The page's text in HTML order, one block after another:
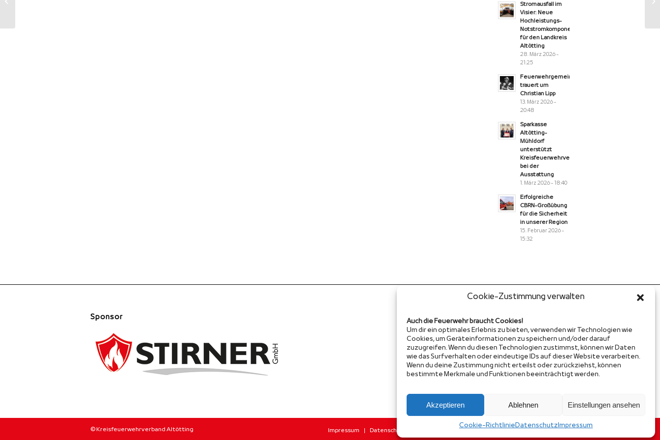
Cookie-Zustimmung verwalten
Auch die Feuerwehr braucht Cookies!
Um dir ein optimales Erlebnis zu bieten, verwenden wir Technologien wie
Cookies, um Geräteinformationen zu speichern und/oder darauf
zuzugreifen. Wenn du diesen Technologien zustimmst, können wir Daten
wie das Surfverhalten oder eindeutige IDs auf dieser Website verarbeiten.
Wenn du deine Zustimmung nicht erteilst oder zurückziehst, können
bestimmte Merkmale und Funktionen beeinträchtigt werden.
Akzeptieren Ablehnen Einstellungen ansehen
Cookie-RichtlinieDatenschutzImpressum
Stromausfall im
Visier: Neue
Hochleistungs-
Notstromkomponente
für den Landkreis
Altötting
28. März 2026 -
21:25
Feuerwehrgemeinde
trauert um
Christian Lipp
13. März 2026 -
20:48
Sparkasse
Altötting-
Mühldorf
unterstützt
Kreisfeuerwehrverband
bei der
Ausstattung
1. März 2026 - 18:40
Erfolgreiche
CBRN-Großübung
für die Sicherheit
in unserer Region
15. Februar 2026 -
15:32
Sponsor
© Kreisfeuerwehrverband Altötting Impressum Datenschutz Cookie-Richtlinie (EU)